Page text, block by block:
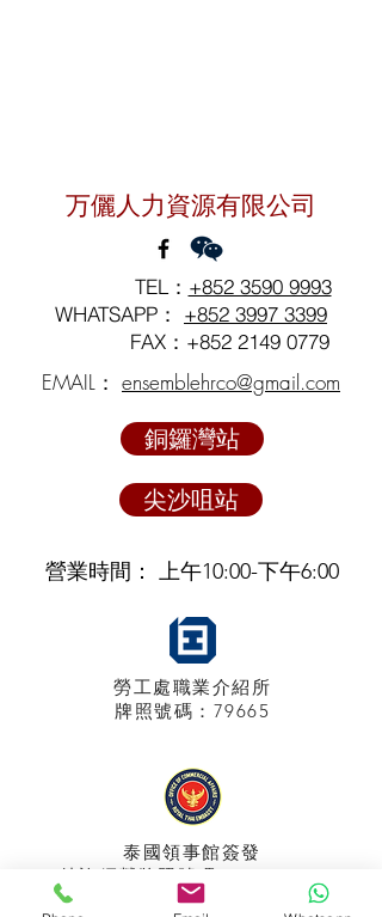
万儷人力資源有限公司
TEL： +852 3590 9993
WHATSAPP： +852 3997 3399
FAX：+852 2149 0779
EMAIL： ensemblehrco@gmail.com
銅鑼灣站
尖沙咀站
營業時間： 上午10:00-下午6:00
勞工處職業介紹所
牌照號碼：79665
泰國領事館簽發
特許經營牌照號碼：048/2025